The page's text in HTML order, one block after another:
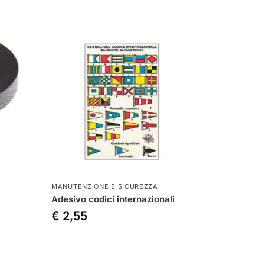
MANUTENZIONE E SICUREZZA
Adesivo codici internazionali
€ 2,55